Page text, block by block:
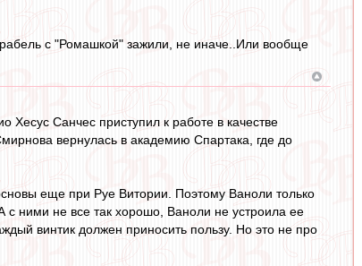
с "Ромашкой" зажили, не иначе..Или вообще
Санчес приступил к работе в качестве
вернулась в академию Спартака, где до
еще при Руе Витории. Поэтому Ваноли только
с ними не все так хорошо, Ваноли не устроила ее
винтик должен приносить пользу. Но это не про